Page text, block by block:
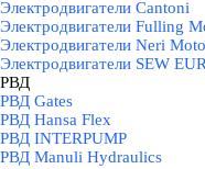
Электродвигатели Cantoni
Электродвигатели Fulling
Электродвигатели Neri
Электродвигатели SEW
РВД
РВД Gates
РВД Hansa Flex
РВД INTERPUMP
РВД Manuli Hydraulics